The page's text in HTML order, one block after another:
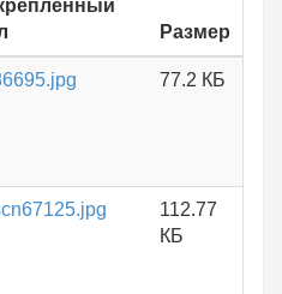
Размер
77.2 КБ
112.77
КБ